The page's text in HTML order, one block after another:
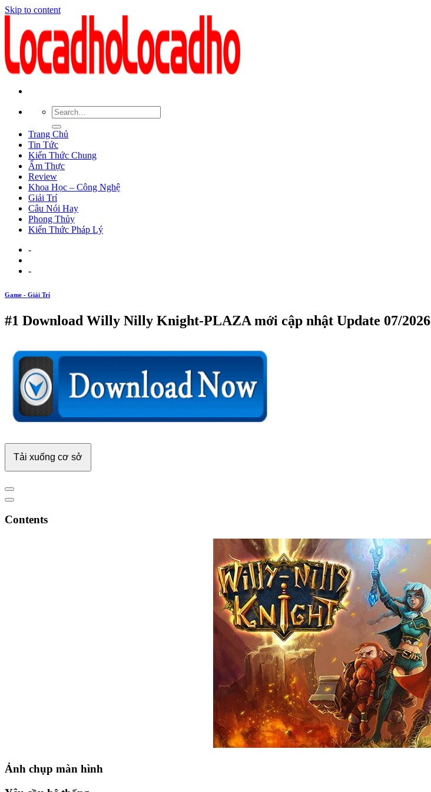
Skip to content
Trang Chủ
Tin Tức
Kiến Thức Chung
Ẩm Thực
Review
Khoa Học – Công Nghệ
Giải Trí
Câu Nói Hay
Phong Thủy
Kiến Thức Pháp Lý
-
-
Game - Giải Trí
#1 Download Willy Nilly Knight-PLAZA mới cập nhật Update 07/2026
Tải xuống cơ sở
Contents
Ảnh chụp màn hình